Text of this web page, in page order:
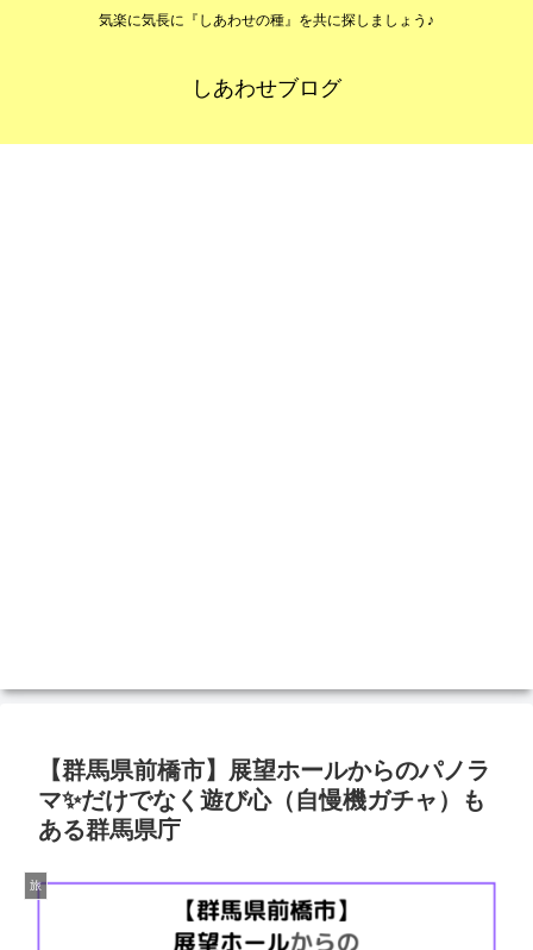
気楽に気長に『しあわせの種』を共に探しましょう♪
しあわせブログ
【群馬県前橋市】展望ホールからのパノラ
マ✨だけでなく遊び心（自慢機ガチャ）も
ある群馬県庁
旅